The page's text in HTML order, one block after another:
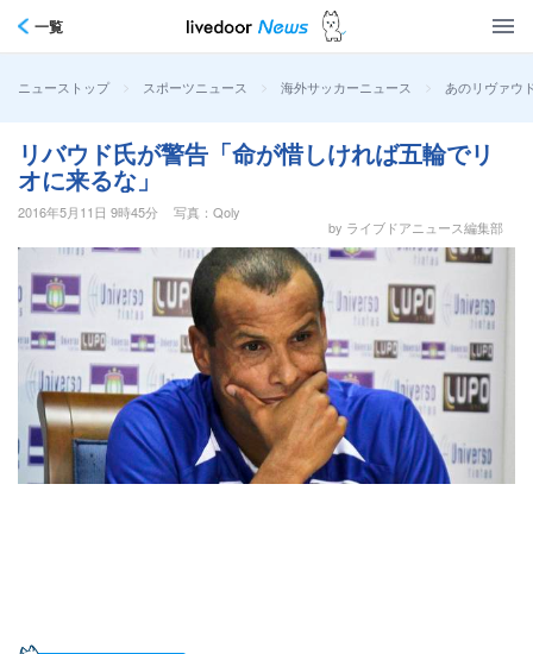
一覧
ニューストップ > スポーツニュース > 海外サッカーニュース > あのリヴァウ
リバウド氏が警告「命が惜しければ五輪でリ
オに来るな」
2016年5月11日 9時45分
写真：Qoly
by ライブドアニュース編集部